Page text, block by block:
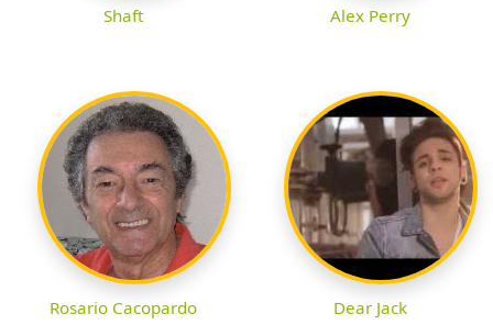
Shaft Alex Perry
Rosario Cacopardo Dear Jack